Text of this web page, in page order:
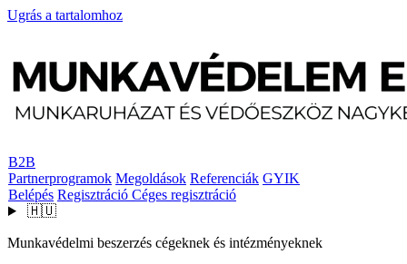
Ugrás a tartalomhoz
B2B
Partnerprogramok Megoldások Referenciák GYIK
Belépés Regisztráció Céges regisztráció
🇭🇺
Munkavédelmi beszerzés cégeknek és intézményeknek